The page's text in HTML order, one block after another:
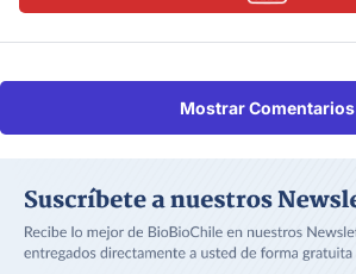
Mostrar Comentarios